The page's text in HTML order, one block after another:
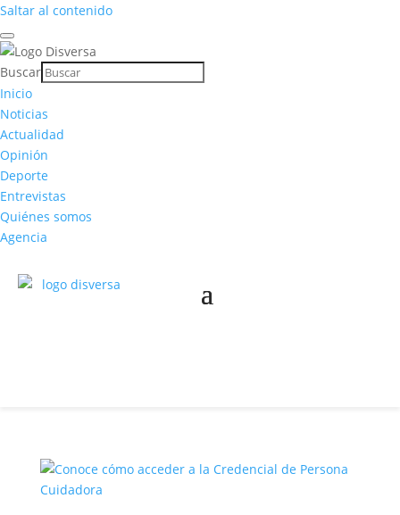
Saltar al contenido
Buscar
Inicio
Noticias
Actualidad
Opinión
Deporte
Entrevistas
Quiénes somos
Agencia